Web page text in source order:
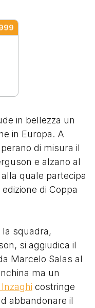
in bellezza un
in Europa. A
di misura il
e alzano al
quale partecipa
di Coppa
la squadra,
si aggiudica il
Marcelo Salas al
ma un
costringe
abbandonare il